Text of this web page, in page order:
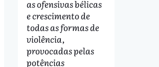
as ofensivas bélicas
e crescimento de
todas as formas de
violência,
provocadas pelas
potências